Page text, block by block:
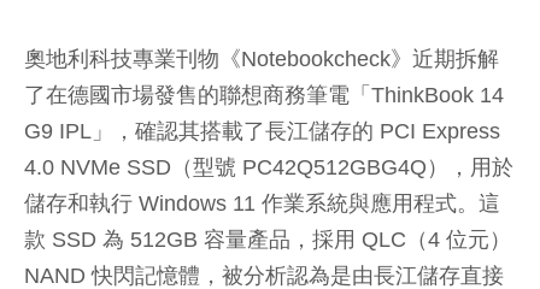
奧地利科技專業刊物《Notebookcheck》近期拆解
了在德國市場發售的聯想商務筆電「ThinkBook 14
G9 IPL」，確認其搭載了長江儲存的 PCI Express
4.0 NVMe SSD（型號 PC42Q512GBG4Q），用於
儲存和執行 Windows 11 作業系統與應用程式。這
款 SSD 為 512GB 容量產品，採用 QLC（4 位元）
NAND 快閃記憶體，被分析認為是由長江儲存直接